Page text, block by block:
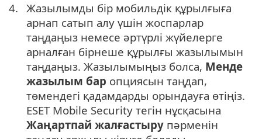
4. Жазылымды бір мобильдік құрылғыға
арнап сатып алу үшін жоспарлар
таңдаңыз немесе әртүрлі жүйелерге
арналған бірнеше құрылғы жазылымын
таңдаңыз. Жазылымыңыз болса, Менде
жазылым бар опциясын таңдап,
төмендегі қадамдарды орындауға өтіңіз.
ESET Mobile Security тегін нұсқасына
Жаңартпай жалғастыру пәрменін